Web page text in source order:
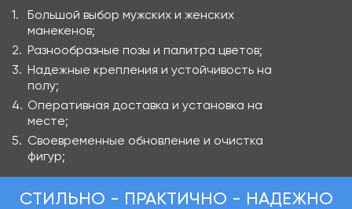
Большой выбор мужских и женских
манекенов;
Разнообразные позы и палитра цветов;
Надежные крепления и устойчивость на
полу;
Оперативная доставка и установка на
месте;
Своевременные обновление и очистка
фигур;
СТИЛЬНО - ПРАКТИЧНО - НАДЕЖНО